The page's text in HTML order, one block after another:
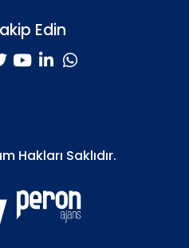
Edin
Hakları Saklıdır.